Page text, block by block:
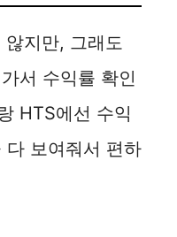
않지만, 그래도
서 수익률 확인
HTS에선 수익
다 보여줘서 편하